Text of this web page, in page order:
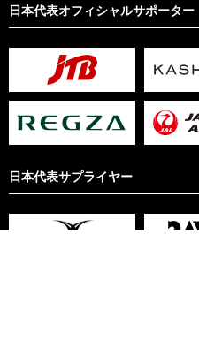
日本代表オフィシャルサポーター
日本代表サプライヤー